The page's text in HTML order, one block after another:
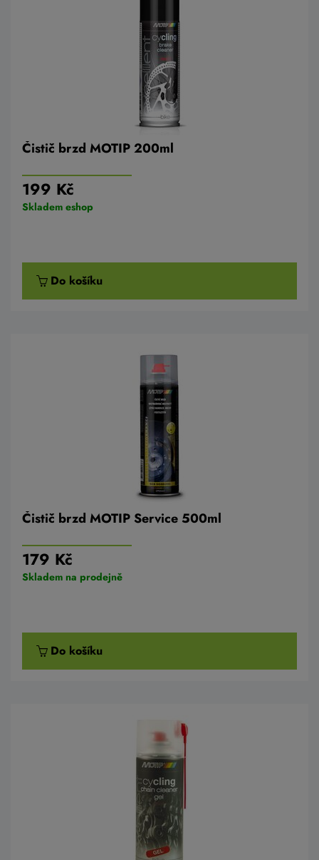
Čistič brzd MOTIP 200ml
199 Kč
Skladem eshop
Do košíku
Čistič brzd MOTIP Service 500ml
179 Kč
Skladem na prodejně
Do košíku